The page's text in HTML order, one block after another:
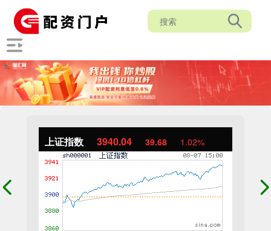
上证指数 3940.04 39.68 1.02%